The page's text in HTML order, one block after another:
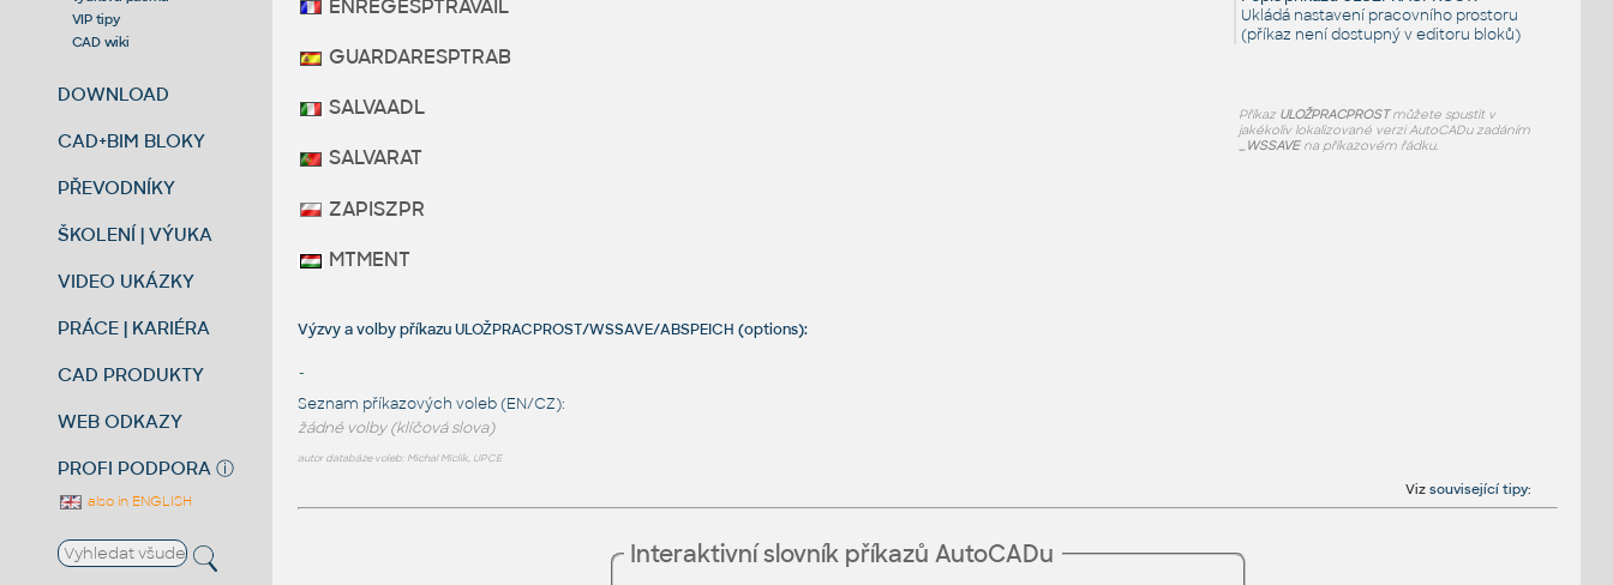
VIP tipy
CAD wiki
DOWNLOAD
CAD+BIM BLOKY
PŘEVODNÍKY
ŠKOLENÍ | VÝUKA
VIDEO UKÁZKY
PRÁCE | KARIÉRA
CAD PRODUKTY
WEB ODKAZY
PROFI PODPORA ⓘ
also in ENGLISH
Ukládá nastavení pracovního prostoru
(příkaz není dostupný v editoru bloků)
Příkaz ULOŽPRACPROSTmůžete spustit v
jakékoliv lokalizované verzi AutoCADu zadáním
_WSSAVEna příkazovém řádku.
ENREGESPTRAVAIL
GUARDARESPTRAB
SALVAADL
SALVARAT
ZAPISZPR
MTMENT
Výzvy a volby příkazu ULOŽPRACPROST/WSSAVE/ABSPEICH (options):
-
Seznam příkazových voleb (EN/CZ):
žádné volby (klíčová slova)
autor databáze voleb: Michal Miclík, UPCE
Vizsouvisející tipy:
Interaktivní slovník příkazů AutoCADu